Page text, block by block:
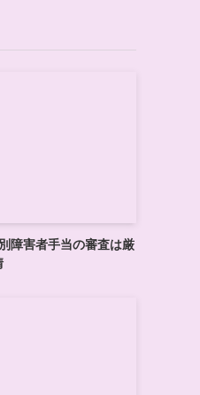
障害者手当の審査は厳